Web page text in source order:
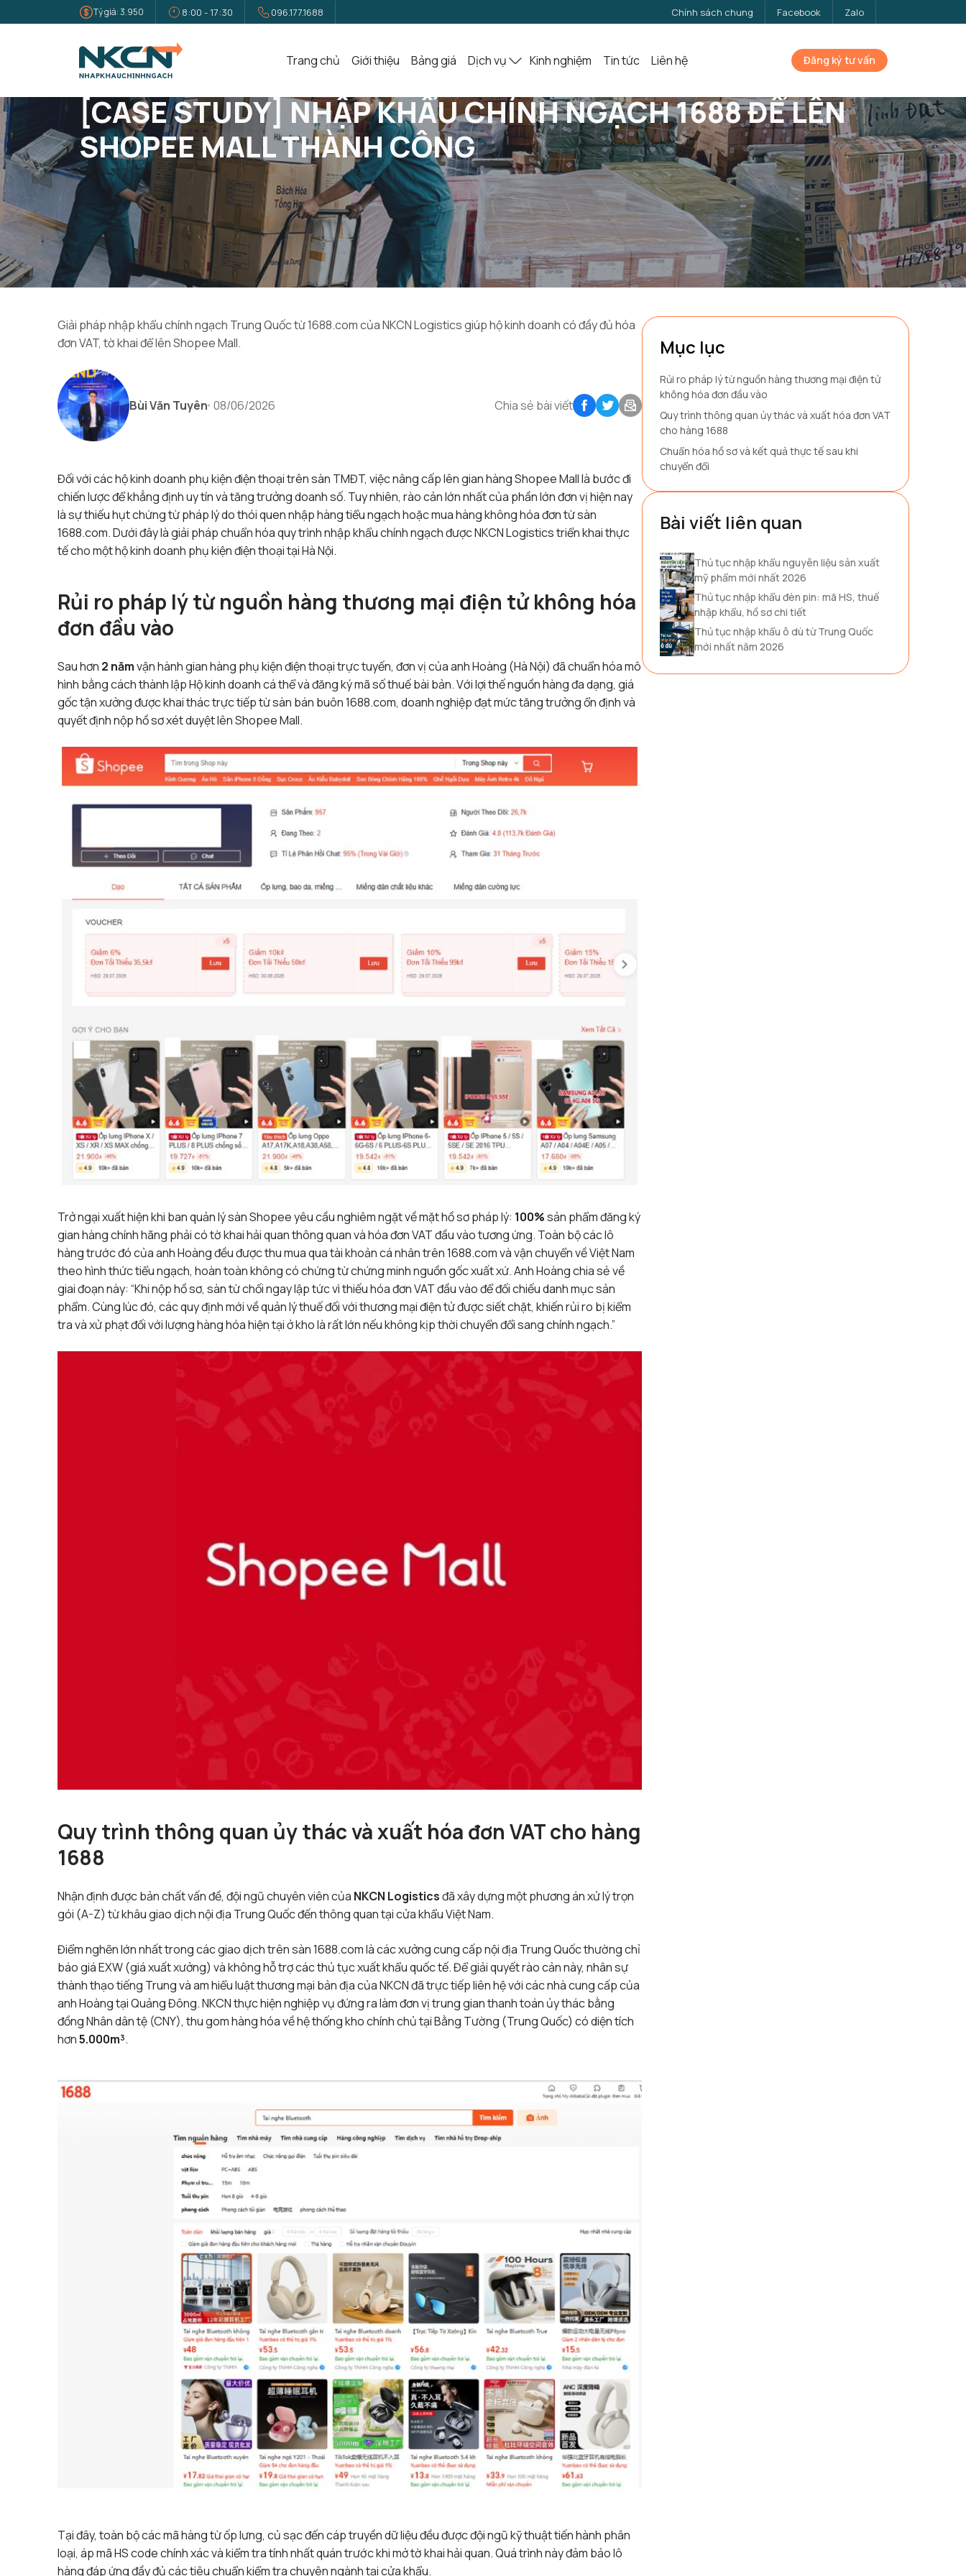
Tỷ giá: 3.950 8:00 - 17:30 096.177.1688 Chính sách chung Facebook Zalo
Trang chủ Giới thiệu Bảng giá Dịch vụ Kinh nghiệm Tin tức Liên hệ Đăng ký tư vấn
Trang Chủ Tin Tức
[CASE STUDY] NHẬP KHẨU CHÍNH NGẠCH 1688 ĐỂ LÊN
SHOPEE MALL THÀNH CÔNG
Giải pháp nhập khẩu chính ngạch Trung Quốc từ 1688.com của NKCN Logistics giúp hộ kinh doanh có đầy đủ hóa
đơn VAT, tờ khai để lên Shopee Mall.
Bùi Văn Tuyên 08/06/2026 Chia sẻ bài viết
Đối với các hộ kinh doanh phụ kiện điện thoại trên sàn TMĐT, việc nâng cấp lên gian hàng Shopee Mall là bước đi
chiến lược để khẳng định uy tín và tăng trưởng doanh số. Tuy nhiên, rào cản lớn nhất của phần lớn đơn vị hiện nay
là sự thiếu hụt chứng từ pháp lý do thói quen nhập hàng tiểu ngạch hoặc mua hàng không hóa đơn từ sàn
1688.com. Dưới đây là giải pháp chuẩn hóa quy trình nhập khẩu chính ngạch được NKCN Logistics triển khai thực
tế cho một hộ kinh doanh phụ kiện điện thoại tại Hà Nội.
Rủi ro pháp lý từ nguồn hàng thương mại điện tử không hóa
đơn đầu vào
Sau hơn 2 nămvận hành gian hàng phụ kiện điện thoại trực tuyến, đơn vị của anh Hoàng (Hà Nội) đã chuẩn hóa mô
hình bằng cách thành lập Hộ kinh doanh cá thể và đăng ký mã số thuế bài bản. Với lợi thế nguồn hàng đa dạng, giá
gốc tận xưởng được khai thác trực tiếp từ sàn bán buôn 1688.com, doanh nghiệp đạt mức tăng trưởng ổn định và
quyết định nộp hồ sơ xét duyệt lên Shopee Mall.
Trở ngại xuất hiện khi ban quản lý sàn Shopee yêu cầu nghiêm ngặt về mặt hồ sơ pháp lý: 100%sản phẩm đăng ký
gian hàng chính hãng phải có tờ khai hải quan thông quan và hóa đơn VAT đầu vào tương ứng. Toàn bộ các lô
hàng trước đó của anh Hoàng đều được thu mua qua tài khoản cá nhân trên 1688.com và vận chuyển về Việt Nam
theo hình thức tiểu ngạch, hoàn toàn không có chứng từ chứng minh nguồn gốc xuất xứ. Anh Hoàng chia sẻ về
giai đoạn này: “Khi nộp hồ sơ, sàn từ chối ngay lập tức vì thiếu hóa đơn VAT đầu vào để đối chiếu danh mục sản
phẩm. Cùng lúc đó, các quy định mới về quản lý thuế đối với thương mại điện tử được siết chặt, khiến rủi ro bị kiểm
tra và xử phạt đối với lượng hàng hóa hiện tại ở kho là rất lớn nếu không kịp thời chuyển đổi sang chính ngạch.”
Quy trình thông quan ủy thác và xuất hóa đơn VAT cho hàng
1688
Nhận định được bản chất vấn đề, đội ngũ chuyên viên của NKCN Logisticsđã xây dựng một phương án xử lý trọn
gói (A-Z) từ khâu giao dịch nội địa Trung Quốc đến thông quan tại cửa khẩu Việt Nam.
Điểm nghẽn lớn nhất trong các giao dịch trên sàn 1688.com là các xưởng cung cấp nội địa Trung Quốc thường chỉ
báo giá EXW (giá xuất xưởng) và không hỗ trợ các thủ tục xuất khẩu quốc tế. Để giải quyết rào cản này, nhân sự
thành thạo tiếng Trung và am hiểu luật thương mại bản địa của NKCN đã trực tiếp liên hệ với các nhà cung cấp của
anh Hoàng tại Quảng Đông. NKCN thực hiện nghiệp vụ đứng ra làm đơn vị trung gian thanh toán ủy thác bằng
đồng Nhân dân tệ (CNY), thu gom hàng hóa về hệ thống kho chính chủ tại Bằng Tường (Trung Quốc) có diện tích
hơn5.000m³.
Tại đây, toàn bộ các mã hàng từ ốp lưng, củ sạc đến cáp truyền dữ liệu đều được đội ngũ kỹ thuật tiến hành phân
loại, áp mã HS code chính xác và kiểm tra tính nhất quán trước khi mở tờ khai hải quan. Quá trình này đảm bảo lô
hàng đáp ứng đầy đủ các tiêu chuẩn kiểm tra chuyên ngành tại cửa khẩu.
Mục lục
Rủi ro pháp lý từ nguồn hàng thương mại điện tử
không hóa đơn đầu vào
Quy trình thông quan ủy thác và xuất hóa đơn VAT
cho hàng 1688
Chuẩn hóa hồ sơ và kết quả thực tế sau khi
chuyển đổi
Bài viết liên quan
Thủ tục nhập khẩu nguyên liệu sản xuất
mỹ phẩm mới nhất 2026
Thủ tục nhập khẩu đèn pin: mã HS, thuế
nhập khẩu, hồ sơ chi tiết
Thủ tục nhập khẩu ô dù từ Trung Quốc
mới nhất năm 2026